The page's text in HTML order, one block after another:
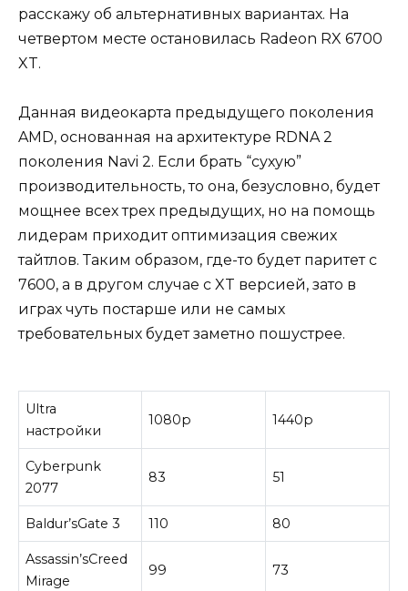
расскажу об альтернативных вариантах. На
четвертом месте остановилась Radeon RX 6700
XT.
Данная видеокарта предыдущего поколения
AMD, основанная на архитектуре RDNA 2
поколения Navi 2. Если брать “сухую”
производительность, то она, безусловно, будет
мощнее всех трех предыдущих, но на помощь
лидерам приходит оптимизация свежих
тайтлов. Таким образом, где-то будет паритет с
7600, а в другом случае с XT версией, зато в
играх чуть постарше или не самых
требовательных будет заметно пошустрее.
Ultra
настройки
1080р 1440р
Cyberpunk
2077
83 51
Baldur’sGate 3 110 80
Assassin’sCreed
Mirage
99 73